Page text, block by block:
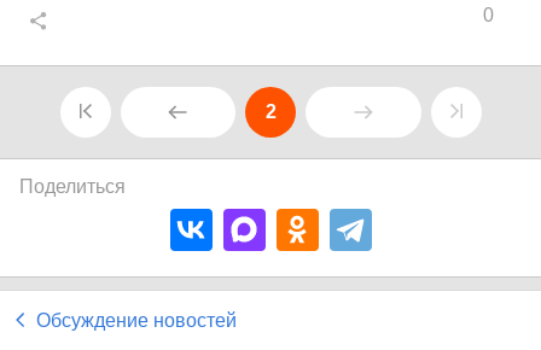
0
2
Поделиться
Обсуждение новостей